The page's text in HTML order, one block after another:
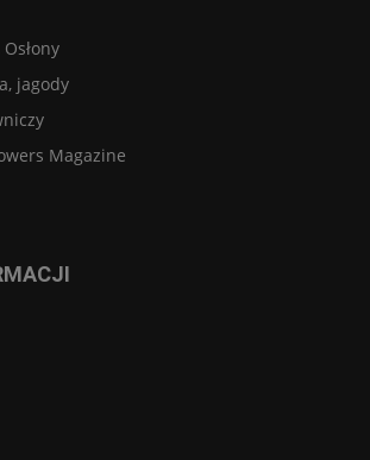
jagody
Magazine